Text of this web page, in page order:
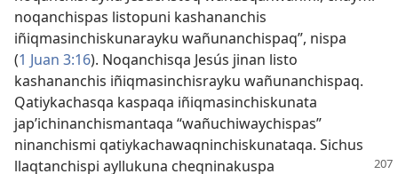
noqanchispas listopuni kashananchis
iñiqmasinchiskunarayku wañunanchispaq”, nispa
(1 Juan 3:16). Noqanchisqa Jesús jinan listo
kashananchis iñiqmasinchisrayku wañunanchispaq.
Qatiykachasqa kaspaqa iñiqmasinchiskunata
jap’ichinanchismantaqa “wañuchiwaychispas”
ninanchismi qatiykachawaqninchiskunataqa. Sichus
llaqtanchispi ayllukuna cheqninakuspa